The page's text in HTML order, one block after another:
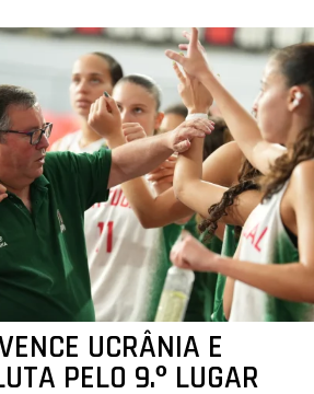
UCRÂNIA E
PELO 9.º LUGAR